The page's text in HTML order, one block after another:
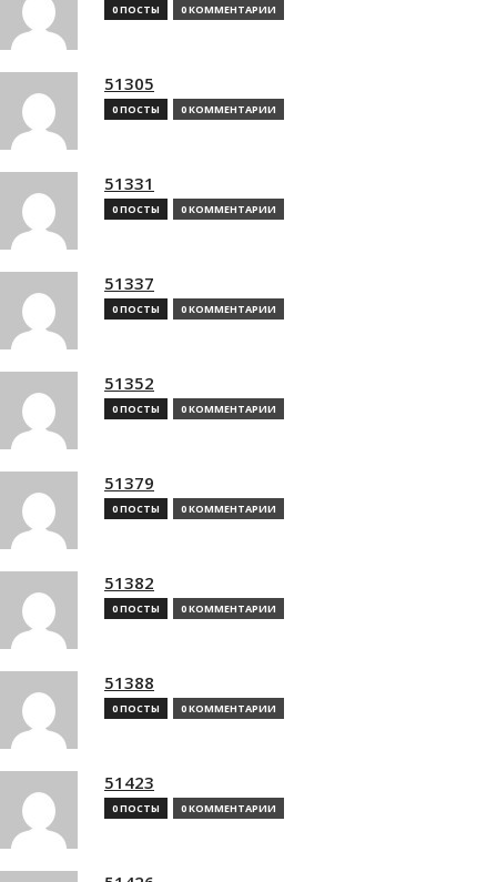
0 ПОСТЫ 0 КОММЕНТАРИИ
51305
0 ПОСТЫ 0 КОММЕНТАРИИ
51331
0 ПОСТЫ 0 КОММЕНТАРИИ
51337
0 ПОСТЫ 0 КОММЕНТАРИИ
51352
0 ПОСТЫ 0 КОММЕНТАРИИ
51379
0 ПОСТЫ 0 КОММЕНТАРИИ
51382
0 ПОСТЫ 0 КОММЕНТАРИИ
51388
0 ПОСТЫ 0 КОММЕНТАРИИ
51423
0 ПОСТЫ 0 КОММЕНТАРИИ